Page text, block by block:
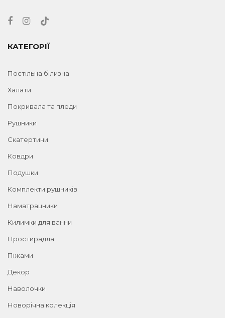
КАТЕГОРІЇ
Постільна білизна
Халати
Покривала та пледи
Рушники
Скатертини
Ковдри
Подушки
Комплекти рушників
Наматрацники
Килимки для ванни
Простирадла
Піжами
Декор
Наволочки
Новорічна колекція